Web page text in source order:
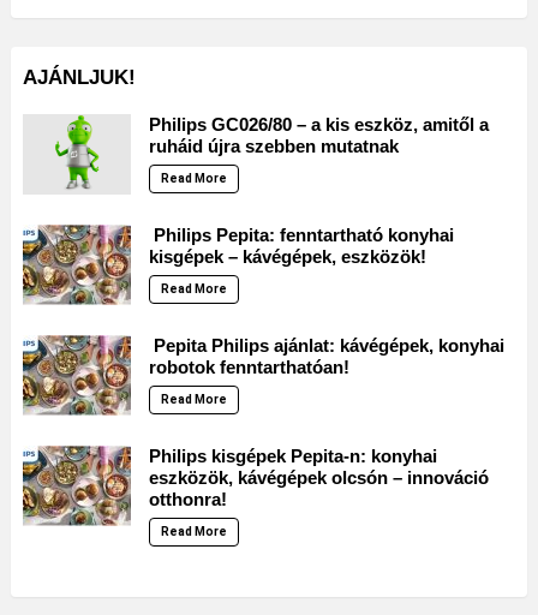
AJÁNLJUK!
Philips GC026/80 – a kis eszköz, amitől a
ruháid újra szebben mutatnak
Read More
Philips Pepita: fenntartható konyhai
kisgépek – kávégépek, eszközök!
Read More
Pepita Philips ajánlat: kávégépek, konyhai
robotok fenntarthatóan!
Read More
Philips kisgépek Pepita-n: konyhai
eszközök, kávégépek olcsón – innováció
otthonra!
Read More